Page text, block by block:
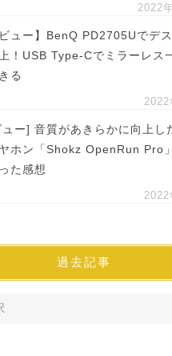
2022
ビュー】BenQ PD2705Uでデ
！USB Type-Cでミラーレス
る
2022
ュー] 音質があきらかに向上し
ホン「Shokz OpenRun Pro
た感想
2022
過去記事